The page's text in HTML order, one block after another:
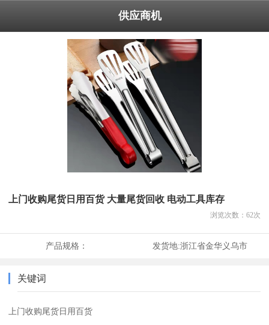
供应商机
上门收购尾货日用百货 大量尾货回收 电动工具库存
浏览次数： 62次
产品规格： 发货地:浙江省金华义乌市
关键词
上门收购尾货日用百货